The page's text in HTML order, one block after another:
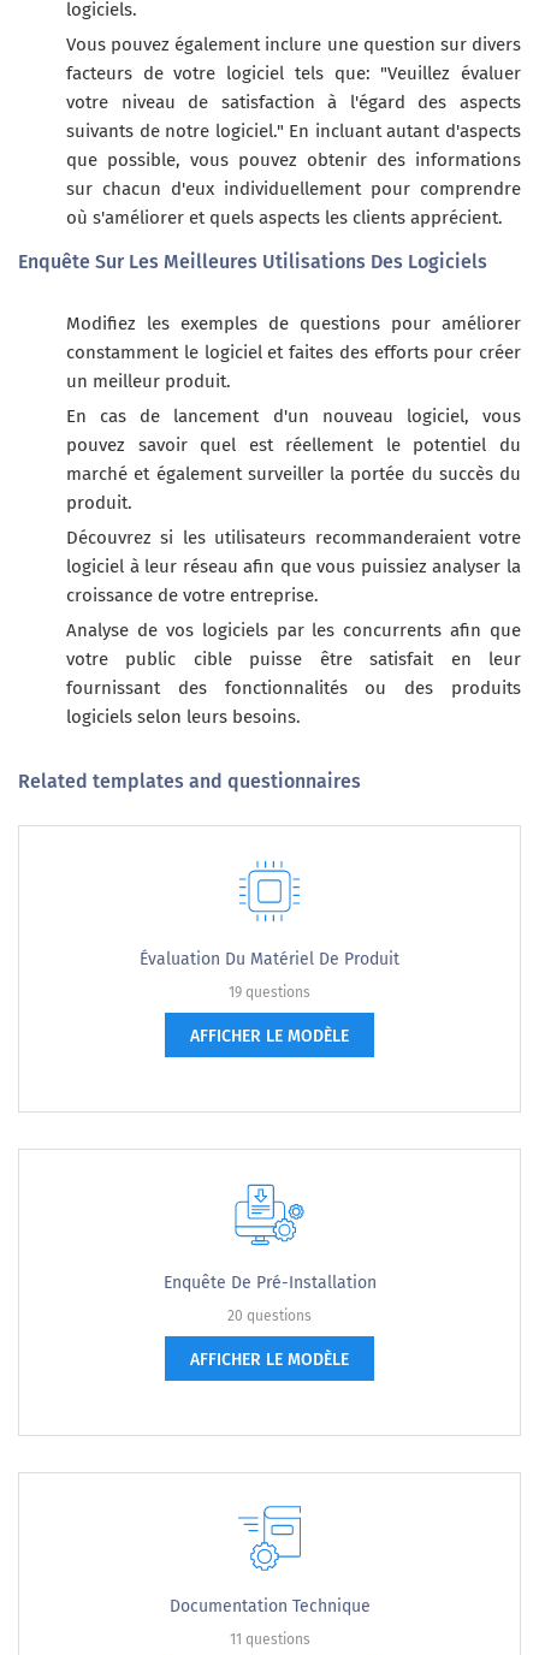
logiciels.
Vous pouvez également inclure une question sur divers
facteurs de votre logiciel tels que: "Veuillez évaluer
votre niveau de satisfaction à l'égard des aspects
suivants de notre logiciel." En incluant autant d'aspects
que possible, vous pouvez obtenir des informations
sur chacun d'eux individuellement pour comprendre
où s'améliorer et quels aspects les clients apprécient.
Enquête Sur Les Meilleures Utilisations Des Logiciels
Modifiez les exemples de questions pour améliorer
constamment le logiciel et faites des efforts pour créer
un meilleur produit.
En cas de lancement d'un nouveau logiciel, vous
pouvez savoir quel est réellement le potentiel du
marché et également surveiller la portée du succès du
produit.
Découvrez si les utilisateurs recommanderaient votre
logiciel à leur réseau afin que vous puissiez analyser la
croissance de votre entreprise.
Analyse de vos logiciels par les concurrents afin que
votre public cible puisse être satisfait en leur
fournissant des fonctionnalités ou des produits
logiciels selon leurs besoins.
Related templates and questionnaires
Évaluation Du Matériel De Produit
19 questions
AFFICHER LE MODÈLE
Enquête De Pré-Installation
20 questions
AFFICHER LE MODÈLE
Documentation Technique
11 questions